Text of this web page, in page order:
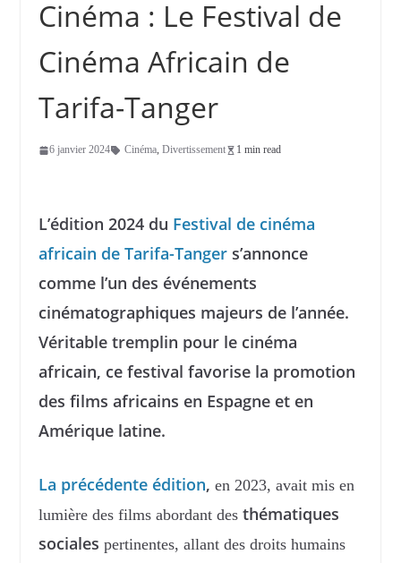
Cinéma : Le Festival de
Cinéma Africain de
Tarifa-Tanger
6 janvier 2024 Cinéma, Divertissement 1 min read
L’édition 2024 du Festival de cinéma
africain de Tarifa-Tangers’annonce
comme l’un des événements
cinématographiques majeurs de l’année.
Véritable tremplin pour le cinéma
africain, ce festival favorise la promotion
des films africains en Espagne et en
Amérique latine.
La précédente édition, en 2023, avait mis en
lumière des films abordant des thématiques
sociales pertinentes, allant des droits humains